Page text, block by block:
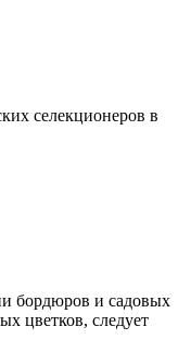
селекционеров в
бордюров и садовых
цветков, следует